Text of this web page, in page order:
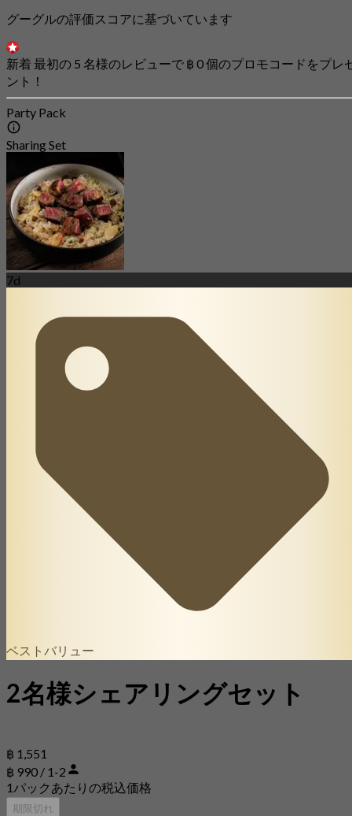
グーグルの評価スコアに基づいています
新着 最初の 5 名様のレビューで ฿ 0 個のプロモコードをプレ
ント！
Party Pack
Sharing Set
7d
ベストバリュー
2名様シェアリングセット
฿ 1,551
฿ 990 / 1-2
1パックあたりの税込価格
期限切れ